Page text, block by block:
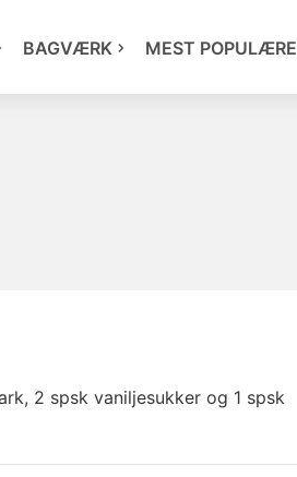
BAGVÆRK MEST POPULÆRE
2 spsk vaniljesukker og 1 spsk